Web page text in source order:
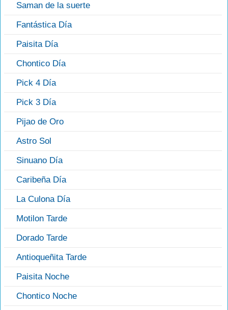
Saman de la suerte
Fantástica Día
Paisita Día
Chontico Día
Pick 4 Día
Pick 3 Día
Pijao de Oro
Astro Sol
Sinuano Día
Caribeña Día
La Culona Día
Motilon Tarde
Dorado Tarde
Antioqueñita Tarde
Paisita Noche
Chontico Noche